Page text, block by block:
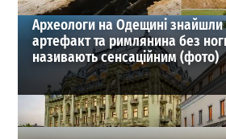
Археологи на Одещині знайшли
артефакт та римлянина без
називають сенсаційним (фото)